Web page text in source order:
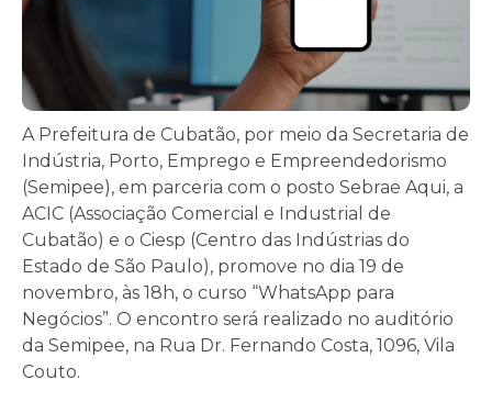
A Prefeitura de Cubatão, por meio da Secretaria de
Indústria, Porto, Emprego e Empreendedorismo
(Semipee), em parceria com o posto Sebrae Aqui, a
ACIC (Associação Comercial e Industrial de
Cubatão) e o Ciesp (Centro das Indústrias do
Estado de São Paulo), promove no dia 19 de
novembro, às 18h, o curso “WhatsApp para
Negócios”. O encontro será realizado no auditório
da Semipee, na Rua Dr. Fernando Costa, 1096, Vila
Couto.